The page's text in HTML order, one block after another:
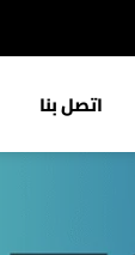
اتصل بنا